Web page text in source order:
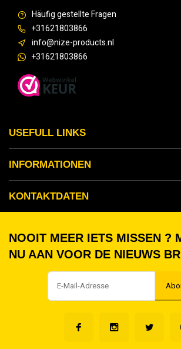
Häufig gestellte Fragen
+31621803866
info@nize-products.nl
+31621803866
USEFULL LINKS
INFORMATIONEN
KONTAKTDATEN
NOOIT MEER IETS MISSEN ?
NU AAN VOOR DE NIEUWS